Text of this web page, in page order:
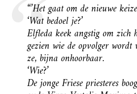
“’Het gaat om de nieuwe
‘Wat bedoel je?’
Elfleda keek angstig om zich
gezien wie de opvolger wordt
ze, bijna onhoorbaar.
‘Wie?’
De jonge Friese priesteres